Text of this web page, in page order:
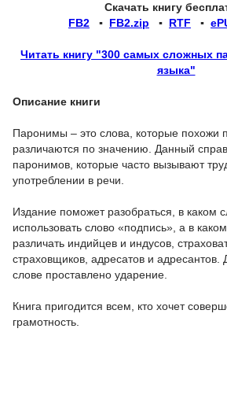
Скачать книгу
FB2 ▪ FB2.zip ▪ RTF ▪
Читать книгу "300 самых сложных
языка"
Описание книги
Паронимы – это слова, которые похожи
различаются по значению. Данный
паронимов, которые часто вызывают
употреблении в речи.
Издание поможет разобраться, в каком
использовать слово «подпись», а в
различать индийцев и индусов,
страховщиков, адресатов и адресантов.
слове проставлено ударение.
Книга пригодится всем, кто хочет
грамотность.